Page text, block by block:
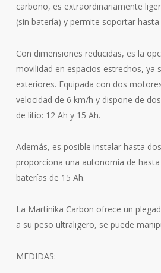
carbono, es extraordinariamente
(sin batería) y permite soportar hasta
Con dimensiones reducidas, es la
movilidad en espacios estrechos, ya
exteriores. Equipada con dos
velocidad de 6 km/h y dispone de
de litio: 12 Ah y 15 Ah.
Además, es posible instalar hasta
proporciona una autonomía de
baterías de 15 Ah.
La Martinika Carbon ofrece un
a su peso ultraligero, se puede
MEDIDAS: